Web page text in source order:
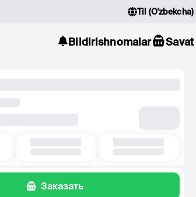
Til (O'zbekcha)
Bildirishnomalar Savat
Заказать